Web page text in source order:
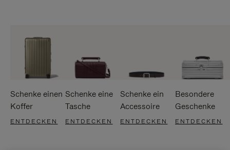
Schenke einen
Koffer
ENTDECKEN
Schenke eine
Tasche
ENTDECKEN
Schenke ein
Accessoire
ENTDECKEN
Besondere
Geschenke
ENTDECKEN